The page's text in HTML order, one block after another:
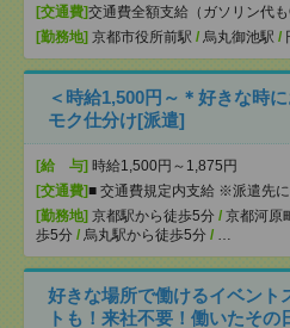
[交通費]交通費全額支給（ガソリン代も
[勤務地] 京都市役所前駅 / 烏丸御池駅 /
＜時給1,500円～＊好きな時
モク仕分け[派遣]
[給 与] 時給1,500円～1,875円
[交通費]■ 交通費規定内支給 ※派遣先
[勤務地] 京都駅から徒歩5分 / 京都河原
歩5分 / 烏丸駅から徒歩5分 / …
好きな場所で働けるイベン
トも！来社不要！働いたそ